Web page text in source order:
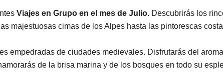
Viajes en Grupo en el mes de Julio. Descubrirás los
majestuosas cimas de los Alpes hasta las pintorescas
empedradas de ciudades medievales. Disfrutarás del
de la brisa marina y de los bosques en todo su